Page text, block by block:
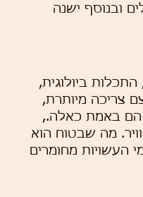
ובנוסף ישנה
ביולוגית,
צריכה מיותרת,
הם באמת כאלה.,
מה שבטוח הוא
העשויות מחומרים